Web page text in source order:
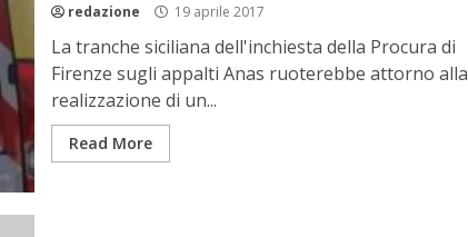
redazione 19 aprile 2017
La tranche siciliana dell'inchiesta della Procura di
Firenze sugli appalti Anas ruoterebbe attorno alla
realizzazione di un...
Read More